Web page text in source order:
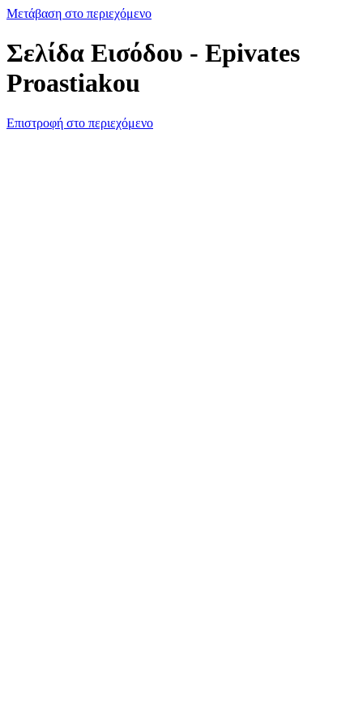
Μετάβαση στο περιεχόμενο
Σελίδα Εισόδου - Epivates
Proastiakou
Επιστροφή στο περιεχόμενο